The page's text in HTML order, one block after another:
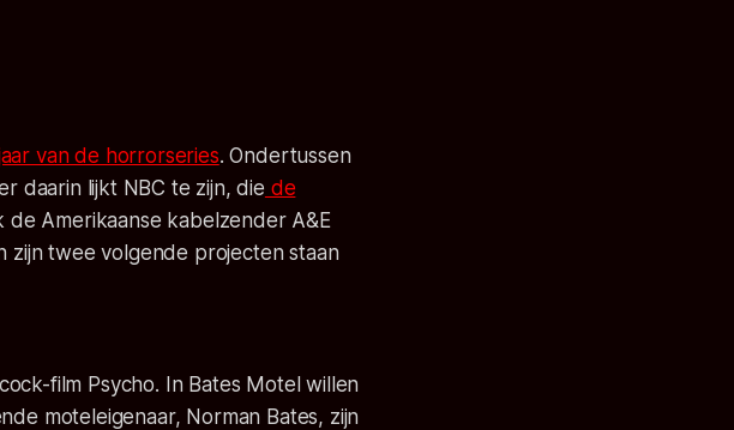
van de horrorseries. Ondertussen
daarin lijkt NBC te zijn, die de
Amerikaanse kabelzender A&E
zijn twee volgende projecten staan
film Psycho. In Bates Motel willen
moteleigenaar, Norman Bates, zijn